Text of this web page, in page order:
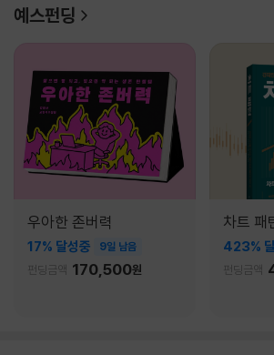
예스펀딩
우아한 존버력
17% 달성중 9일 남음
펀딩금액 170,500원
차트
423%
펀딩금액